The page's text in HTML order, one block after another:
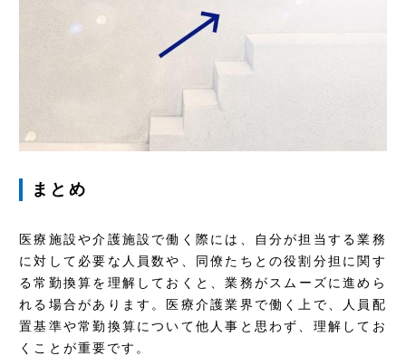
まとめ
医療施設や介護施設で働く際には、自分が担当する業務
に対して必要な人員数や、同僚たちとの役割分担に関す
る常勤換算を理解しておくと、業務がスムーズに進めら
れる場合があります。医療介護業界で働く上で、人員配
置基準や常勤換算について他人事と思わず、理解してお
くことが重要です。